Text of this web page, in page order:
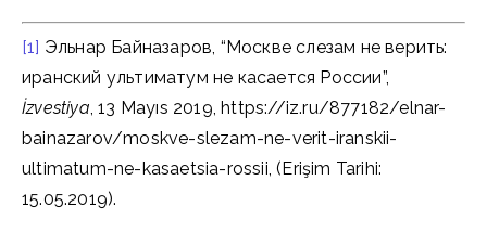
[1] Эльнар Байназаров, “Москве слезам не верить:
иранский ультиматум не касается России”,
İzvestiya, 13 Mayıs 2019, https://iz.ru/877182/elnar-
bainazarov/moskve-slezam-ne-verit-iranskii-
ultimatum-ne-kasaetsia-rossii, (Erişim Tarihi:
15.05.2019).